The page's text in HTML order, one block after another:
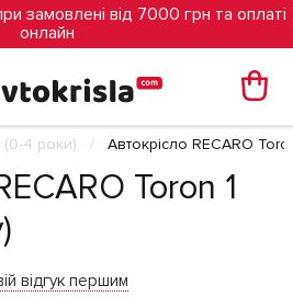
замовлені від 7000 грн та оплаті
онлайн
(0-4 роки) Автокрісло RECARO
Toron 1
відгук першим